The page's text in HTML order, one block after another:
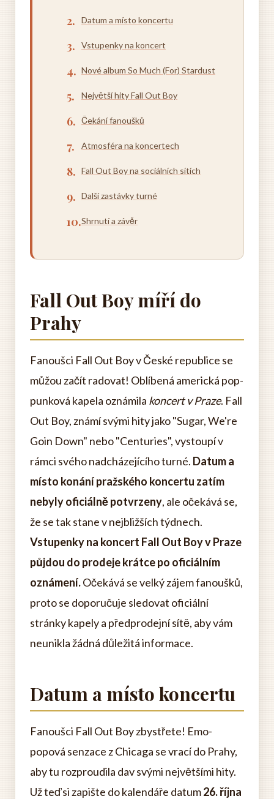
Datum a místo koncertu
Vstupenky na koncert
Nové album So Much (For) Stardust
Největší hity Fall Out Boy
Čekání fanoušků
Atmosféra na koncertech
Fall Out Boy na sociálních sítích
Další zastávky turné
Shrnutí a závěr
Fall Out Boy míří do
Prahy
Fanoušci Fall Out Boy v České republice se
můžou začít radovat! Oblíbená americká pop-
punková kapela oznámila koncert v Praze. Fall
Out Boy, známí svými hity jako "Sugar, We're
Goin Down" nebo "Centuries", vystoupí v
rámci svého nadcházejícího turné. Datum a
místo konání pražského koncertu zatím
nebyly oficiálně potvrzeny, ale očekává se,
že se tak stane v nejbližších týdnech.
Vstupenky na koncert Fall Out Boy v Praze
půjdou do prodeje krátce po oficiálním
oznámení.Očekává se velký zájem fanoušků,
proto se doporučuje sledovat oficiální
stránky kapely a předprodejní sítě, aby vám
neunikla žádná důležitá informace.
Datum a místo koncertu
Fanoušci Fall Out Boy zbystřete! Emo-
popová senzace z Chicaga se vrací do Prahy,
aby tu rozproudila dav svými největšími hity.
Už teď si zapište do kalendáře datum26. října